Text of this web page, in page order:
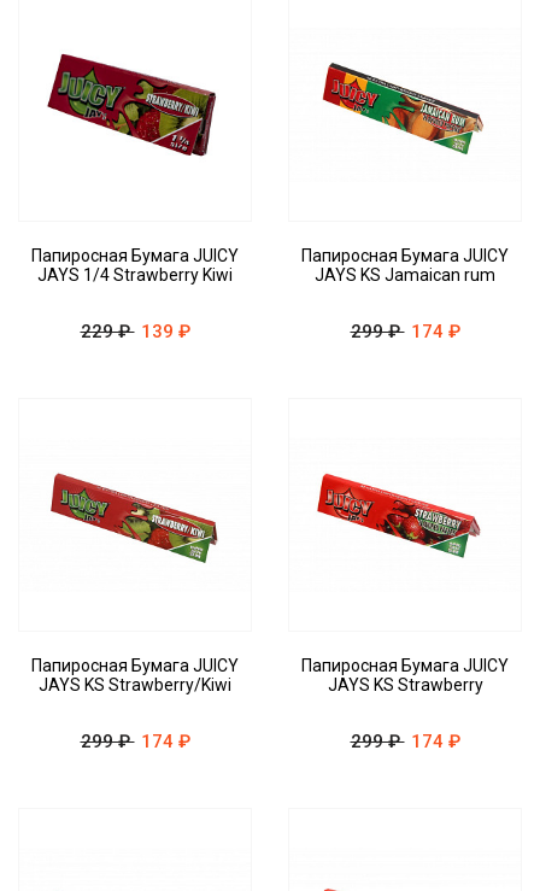
Папиросная Бумага JUICY
JAYS 1/4 Strawberry Kiwi
229 ₽ 139 ₽
Папиросная Бумага JUICY
JAYS KS Jamaican rum
299 ₽ 174 ₽
Папиросная Бумага JUICY
JAYS KS Strawberry/Kiwi
299 ₽ 174 ₽
Папиросная Бумага JUICY
JAYS KS Strawberry
299 ₽ 174 ₽